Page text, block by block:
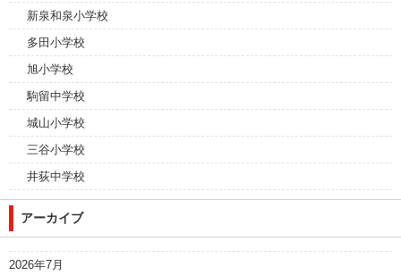
新泉和泉小学校
多田小学校
旭小学校
駒留中学校
城山小学校
三谷小学校
井荻中学校
アーカイブ
2026年7月